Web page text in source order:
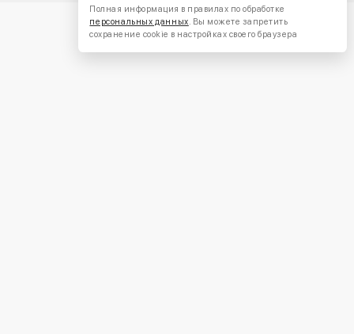
Полная информация в правилах по обработке
персональных данных. Вы можете запретить
сохранение cookie в настройках своего браузера